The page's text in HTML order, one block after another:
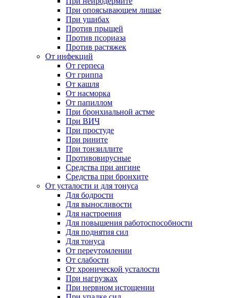
При опоясывающем лишае
При ушибах
Против прыщей
Против псориаза
Против растяжек
От инфекций
От герпеса
От гриппа
От кашля
От насморка
От папиллом
При бронхиальной астме
При ВИЧ
При простуде
При рините
При тонзиллите
Противовирусные
Средства при ангине
Средства при бронхите
От усталости и для тонуса
Для бодрости
Для выносливости
Для настроения
Для повышения работоспособности
Для поднятия сил
Для тонуса
От переутомлении
От слабости
От хронической усталости
При нагрузках
При нервном истощении